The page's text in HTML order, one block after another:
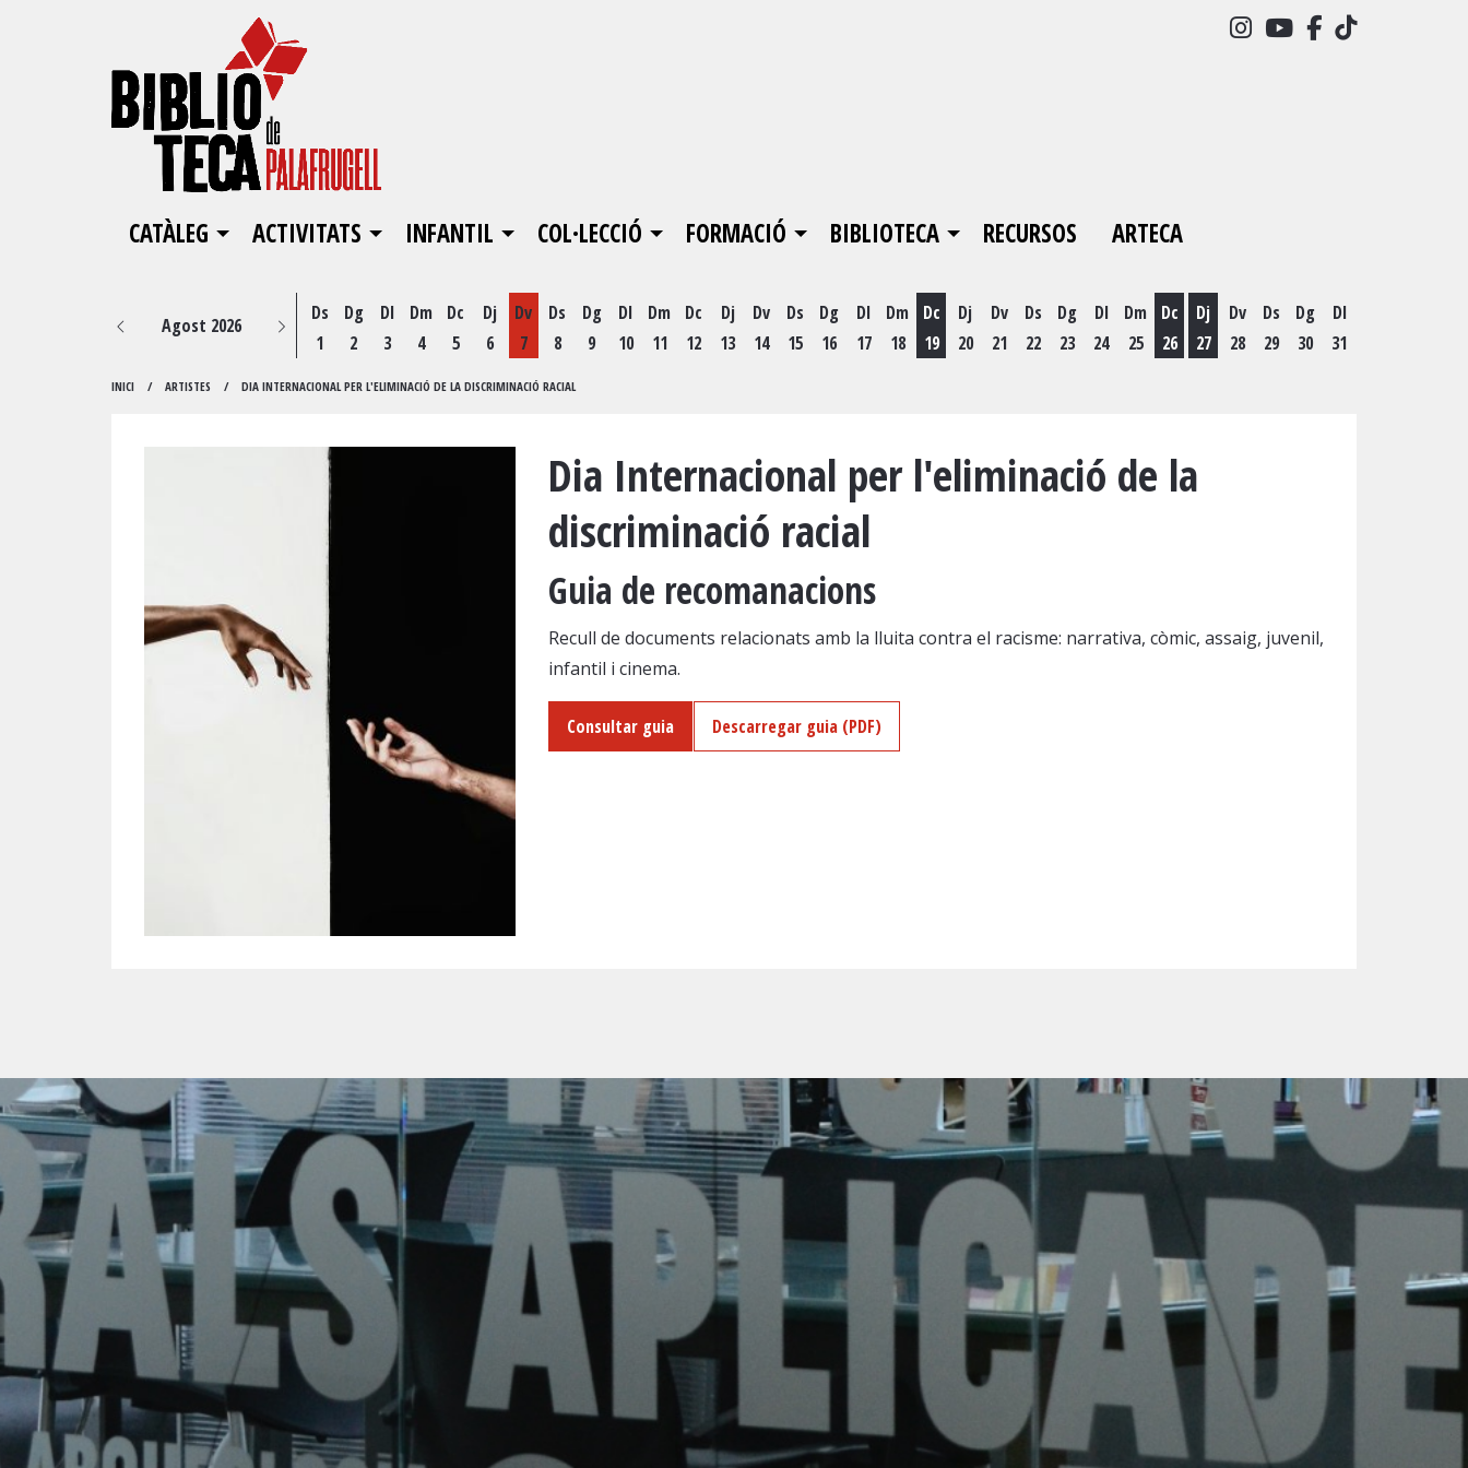
Link a instagram
Link a youtube
Link aLink a
CATÀLEG ACTIVITATS INFANTIL COL·LECCIÓ FORMACIÓ BIBLIOTECA RECURSOS ARTECA
Agost 2026
Ds
1
Dg
2
Dl
3
Dm
4
Dc
5
Dj
6
Dv
7
Ds
8
Dg
9
Dl
10
Dm
11
Dc
12
Dj
13
Dv
14
Ds
15
Dg
16
Dl
17
Dm
18
Dc
19
Dj
20
Dv
21
Ds
22
Dg
23
Dl
24
Dm
25
Dc
26
Dj
27
Dv
28
Ds
29
Dg
30
Dl
31
INICI ARTISTES DIA INTERNACIONAL PER L'ELIMINACIÓ DE LA DISCRIMINACIÓ RACIAL
Dia Internacional per l'eliminació de la
discriminació racial
Guia de recomanacions
Recull de documents relacionats amb la lluita contra el racisme: narrativa, còmic, assaig, juvenil,
infantil i cinema.
Consultar guia Descarregar guia (PDF)